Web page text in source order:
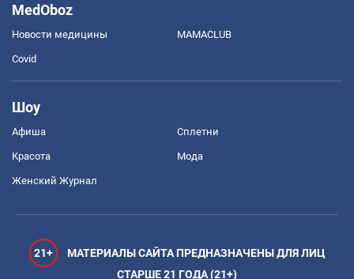
MedOboz
Новости медицины MAMACLUB
Covid
Шоу
Афиша Сплетни
Красота Мода
Женский Журнал
21+
МАТЕРИАЛЫ САЙТА ПРЕДНАЗНАЧЕНЫ ДЛЯ ЛИЦ
СТАРШЕ 21 ГОДА (21+)